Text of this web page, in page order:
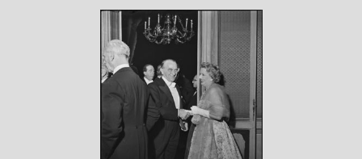
"Turandot", di Giacomo Puccini, diretta
da Antonino Votto con la regia di
Margherita Wallmann